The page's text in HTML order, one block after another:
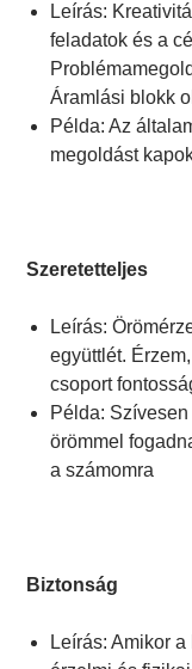
Leírás:
feladatok és a
Áramlási blokk
Példa: Az
megoldást
Szeretetteljes
Leírás:
együttlét.
csoport
Példa:
örömmel
a számomra
Biztonság
Leírás: Amikor